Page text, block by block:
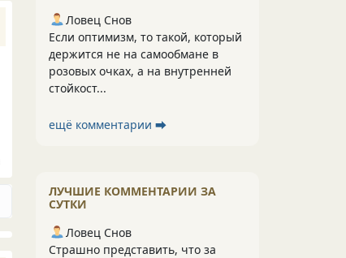
Ловец Снов
Если оптимизм, то такой, который
держится не на самообмане в
розовых очках, а на внутренней
стойкост...
ещё комментарии ⮕
ЛУЧШИЕ КОММЕНТАРИИ ЗА
СУТКИ
Ловец Снов
Страшно представить, что за